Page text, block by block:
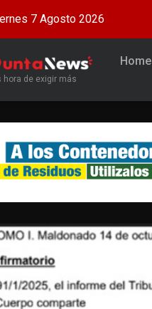
7 Agosto 2026
hora de exigir más
Home